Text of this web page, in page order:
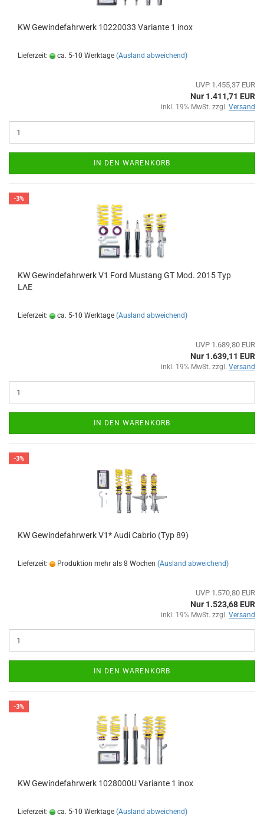
KW Gewindefahrwerk 10220033 Variante 1 inox
Lieferzeit: ca. 5-10 Werktage (Ausland abweichend)
UVP 1.455,37 EUR
Nur 1.411,71 EUR
inkl. 19% MwSt. zzgl. Versand
IN DEN WARENKORB
-3%
KW Gewindefahrwerk V1 Ford Mustang GT Mod. 2015 Typ
LAE
Lieferzeit: ca. 5-10 Werktage (Ausland abweichend)
UVP 1.689,80 EUR
Nur 1.639,11 EUR
inkl. 19% MwSt. zzgl. Versand
IN DEN WARENKORB
-3%
KW Gewindefahrwerk V1* Audi Cabrio (Typ 89)
Lieferzeit: Produktion mehr als 8 Wochen (Ausland abweichend)
UVP 1.570,80 EUR
Nur 1.523,68 EUR
inkl. 19% MwSt. zzgl. Versand
IN DEN WARENKORB
-3%
KW Gewindefahrwerk 1028000U Variante 1 inox
Lieferzeit: ca. 5-10 Werktage (Ausland abweichend)